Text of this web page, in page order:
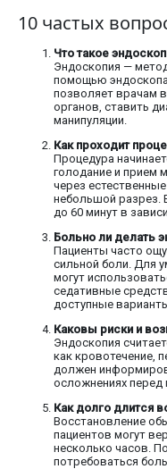
10 частых
Что такое
Эндоскопия —
помощью
позволяет врачам
органов, ставить
манипуляции.
Как проходит
Процедура
голодание и прием
через
небольшой разрез.
до 60 минут в
Больно ли делать
Пациенты часто
сильной боли. Для
могут
седативные
доступные
Каковы риски и
Эндоскопия
как кровотечение,
должен
осложнениях перед
Как долго длится
Восстановление
пациентов могут
несколько часов.
потребоваться